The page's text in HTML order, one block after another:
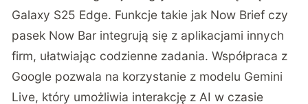
Galaxy S25 Edge. Funkcje takie jak Now Brief czy
pasek Now Bar integrują się z aplikacjami innych
firm, ułatwiając codzienne zadania. Współpraca z
Google pozwala na korzystanie z modelu Gemini
Live, który umożliwia interakcję z AI w czasie